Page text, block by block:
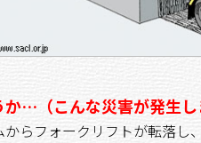
…（こんな災害が発生し
らフォークリフトが転落し